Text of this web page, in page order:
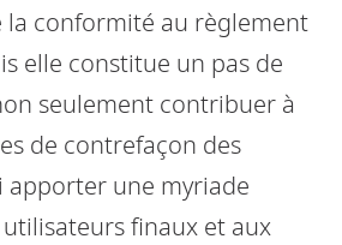
la conformité au règlement
elle constitue un pas de
seulement contribuer à
de contrefaçon des
apporter une myriade
finaux et aux